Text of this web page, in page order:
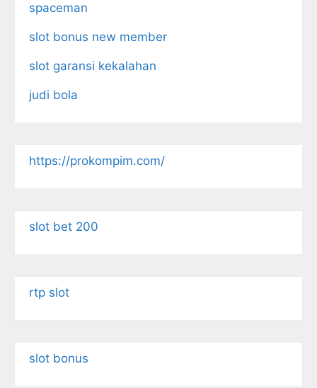
spaceman
slot bonus new member
slot garansi kekalahan
judi bola
https://prokompim.com/
slot bet 200
rtp slot
slot bonus